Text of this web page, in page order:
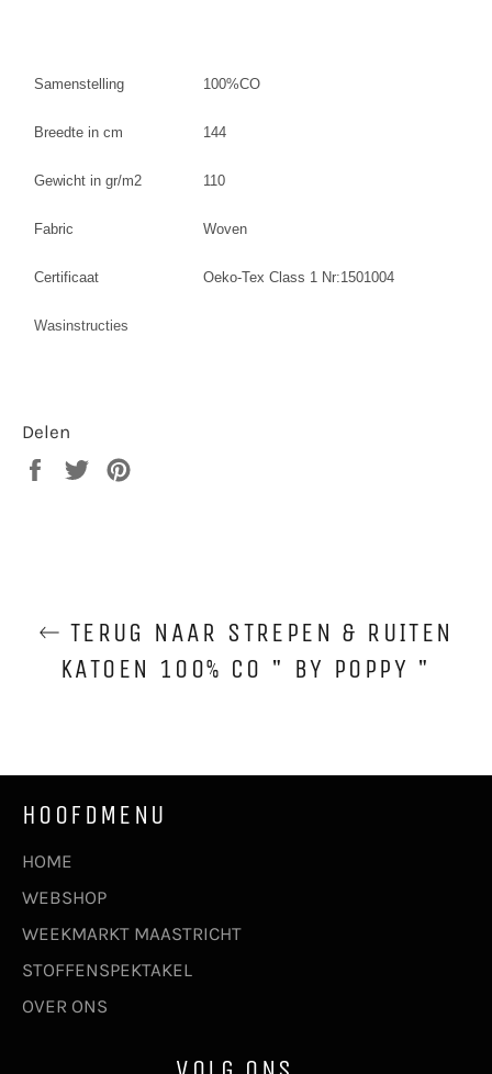
Samenstelling 100%CO
Breedte in cm 144
Gewicht in gr/m2 110
Fabric Woven
Certificaat Oeko-Tex Class 1 Nr:1501004
Wasinstructies
Delen
Delen
Twitteren
TERUG NAAR STREPEN & RUITEN
KATOEN 100% CO " BY POPPY "
HOOFDMENU
HOME
WEBSHOP
WEEKMARKT MAASTRICHT
STOFFENSPEKTAKEL
OVER ONS